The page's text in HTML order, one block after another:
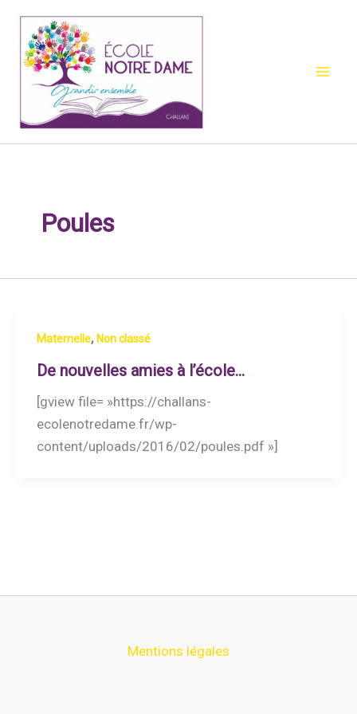
contenu
Poules
Maternelle,Non classé
De nouvelles amies à l’école…
[gview file= »https://challans-
ecolenotredame.fr/wp-
content/uploads/2016/02/poules.pdf »]
Mentions légales